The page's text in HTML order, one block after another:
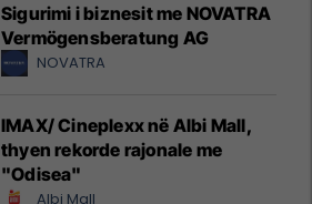
Sigurimi i biznesit me NOVATRA
Vermögensberatung AG
NOVATRA
IMAX/ Cineplexx në Albi Mall,
thyen rekorde rajonale me
"Odisea"
Albi Mall